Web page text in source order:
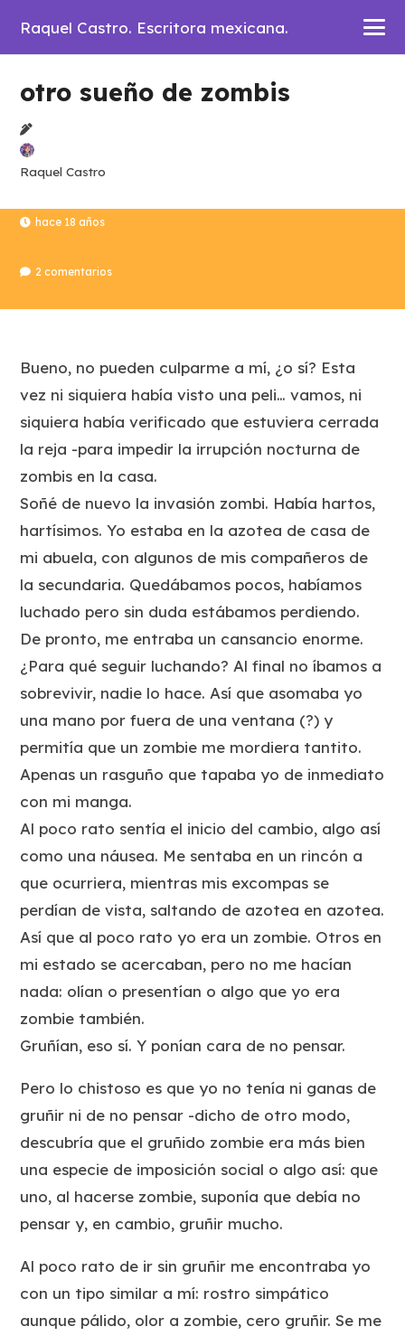
Raquel Castro. Escritora mexicana.
otro sueño de zombis
Raquel Castro
hace 18 años
2comentarios
Bueno, no pueden culparme a mí, ¿o sí? Esta
vez ni siquiera había visto una peli… vamos, ni
siquiera había verificado que estuviera cerrada
la reja -para impedir la irrupción nocturna de
zombis en la casa.
Soñé de nuevo la invasión zombi. Había hartos,
hartísimos. Yo estaba en la azotea de casa de
mi abuela, con algunos de mis compañeros de
la secundaria. Quedábamos pocos, habíamos
luchado pero sin duda estábamos perdiendo.
De pronto, me entraba un cansancio enorme.
¿Para qué seguir luchando? Al final no íbamos a
sobrevivir, nadie lo hace. Así que asomaba yo
una mano por fuera de una ventana (?) y
permitía que un zombie me mordiera tantito.
Apenas un rasguño que tapaba yo de inmediato
con mi manga.
Al poco rato sentía el inicio del cambio, algo así
como una náusea. Me sentaba en un rincón a
que ocurriera, mientras mis excompas se
perdían de vista, saltando de azotea en azotea.
Así que al poco rato yo era un zombie. Otros en
mi estado se acercaban, pero no me hacían
nada: olían o presentían o algo que yo era
zombie también.
Gruñían, eso sí. Y ponían cara de no pensar.
Pero lo chistoso es que yo no tenía ni ganas de
gruñir ni de no pensar -dicho de otro modo,
descubría que el gruñido zombie era más bien
una especie de imposición social o algo así: que
uno, al hacerse zombie, suponía que debía no
pensar y, en cambio, gruñir mucho.
Al poco rato de ir sin gruñir me encontraba yo
con un tipo similar a mí: rostro simpático
aunque pálido, olor a zombie, cero gruñir. Se me